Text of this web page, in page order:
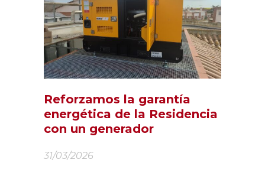
Reforzamos la garantía
energética de la Residencia
con un generador
31/03/2026